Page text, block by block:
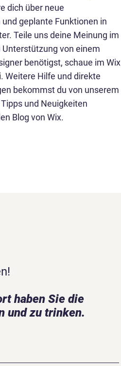
dich über neue
geplante Funktionen in
Teile uns deine Meinung im
Unterstützung von einem
benötigst, schaue im Wix
Weitere Hilfe und direkte
bekommst du von unserem
und Neuigkeiten
Blog von Wix.
haben Sie die
und zu trinken.